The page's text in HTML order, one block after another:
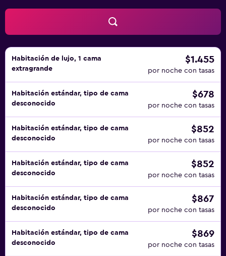
Habitación de lujo, 1 cama
extragrande
$1.455
por noche con tasas
Habitación estándar, tipo de cama
desconocido
$678
por noche con tasas
Habitación estándar, tipo de cama
desconocido
$852
por noche con tasas
Habitación estándar, tipo de cama
desconocido
$852
por noche con tasas
Habitación estándar, tipo de cama
desconocido
$867
por noche con tasas
Habitación estándar, tipo de cama
desconocido
$869
por noche con tasas